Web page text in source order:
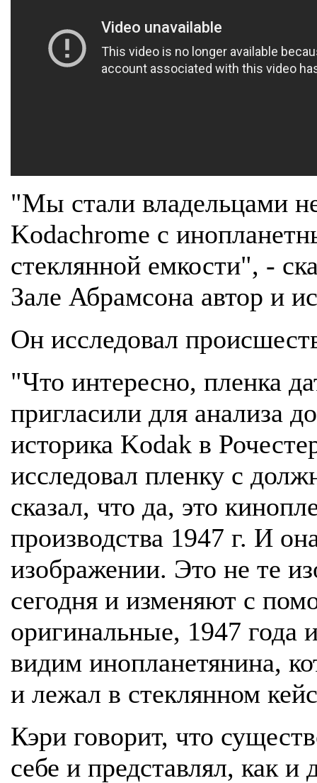
"Мы стали владельцами
Kodachrome с
стеклянной емкости", -
Зале Абрамсона автор и
Он исследовал
"Что интересно, пленка
пригласили для анализа
историка Kodak в
исследовал пленку с
сказал, что да, это
производства 1947 г. И
изображении. Это не те
сегодня и изменяют с
оригинальные, 1947
видим инопланетянина,
и лежал в стеклянном
Кэри говорит, что
себе и представлял, как